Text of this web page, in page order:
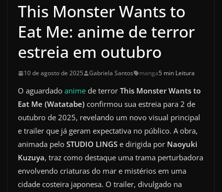
This Monster Wants to
Eat Me: anime de terror
estreia em outubro
10 de agosto de 2025 Gabriela Santos manga5 min Leitura
O aguardado anime de terror This Monster Wants to
Eat Me (Watatabe) confirmou sua estreia para 2 de
outubro de 2025, revelando um novo visual principal
e trailer que já geram expectativa no público. A obra,
animada pelo STUDIO LINGS e dirigida por Naoyuki
Kuzuya, traz como destaque uma trama perturbadora
envolvendo criaturas do mar e mistérios em uma
cidade costeira japonesa. O trailer, divulgado na